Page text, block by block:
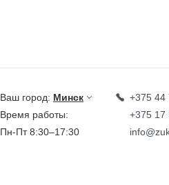
Ваш город: Минск
Время работы:
Пн-Пт 8:30–17:30
+375 44
+375 17